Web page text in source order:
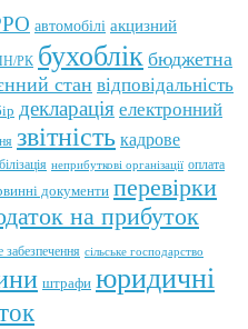
автомобілі акцизний
ПН/РК бухоблік бюджетна
стан відповідальність
декларація електронний
звітність кадрове
неприбуткові організації оплата
документи перевірки
на прибуток
забезпечення сільське господарство
штрафи юридичні